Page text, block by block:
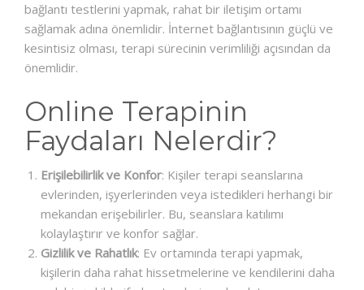
bağlantı testlerini yapmak, rahat bir iletişim ortamı
sağlamak adına önemlidir. İnternet bağlantısının güçlü ve
kesintisiz olması, terapi sürecinin verimliliği açısından da
önemlidir.
Online Terapinin
Faydaları Nelerdir?
Erişilebilirlik ve Konfor: Kişiler terapi seanslarına
evlerinden, işyerlerinden veya istedikleri herhangi bir
mekandan erişebilirler. Bu, seanslara katılımı
kolaylaştırır ve konfor sağlar.
Gizlilik ve Rahatlık: Ev ortamında terapi yapmak,
kişilerin daha rahat hissetmelerine ve kendilerini daha